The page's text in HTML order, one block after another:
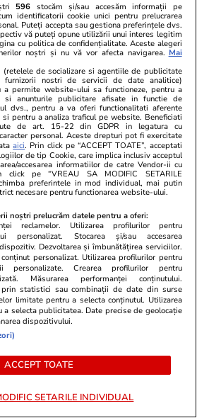
Manole
regretatei
o fotografie în
Mircea Jr.
Redactia.ro
Doliu uriaș
Kevin
Balonului
de ani,
Biroului
lideri au fost
596 stocăm și/sau accesăm informații pe
identificatorii cookie unici pentru prelucrarea
Puteți accepta sau gestiona preferințele dvs.
vă puteți opune utilizării unui interes legitim
cu politica de confidențialitate. Aceste alegeri
noștri și nu vă vor afecta navigarea. Mai
de socializare si agentiile de publicitate
furnizorii nostri de servicii de date analitice)
a permite website-ului sa functioneze, pentru a
si anunturile publicitare afisate in functie de
dvs., pentru a va oferi functionalitati aferente
pentru a analiza traficul pe website. Beneficiati
de art. 15-22 din GDPR in legatura cu
personal. Aceste drepturi pot fi exercitate
aici. Prin click pe “ACCEPT TOATE”, acceptati
de tip Cookie, care implica inclusiv acceptul
accesarea informatiilor de catre Vendor-ii cu
click pe “VREAU SA MODIFIC SETARILE
preferintele in mod individual, mai putin
necesare pentru functionarea website-ului.
noștri prelucrăm datele pentru a oferi:
reclamelor. Utilizarea profilurilor pentru
personalizat. Stocarea și/sau accesarea
Dezvoltarea și îmbunătățirea serviciilor.
personalizat. Utilizarea profilurilor pentru
personalizate. Crearea profilurilor pentru
Măsurarea performanței conținutului.
prin statistici sau combinații de date din surse
limitate pentru a selecta conținutul. Utilizarea
selecta publicitatea. Date precise de geolocație
dispozitivului.
ACCEPT TOATE
SETARILE INDIVIDUAL